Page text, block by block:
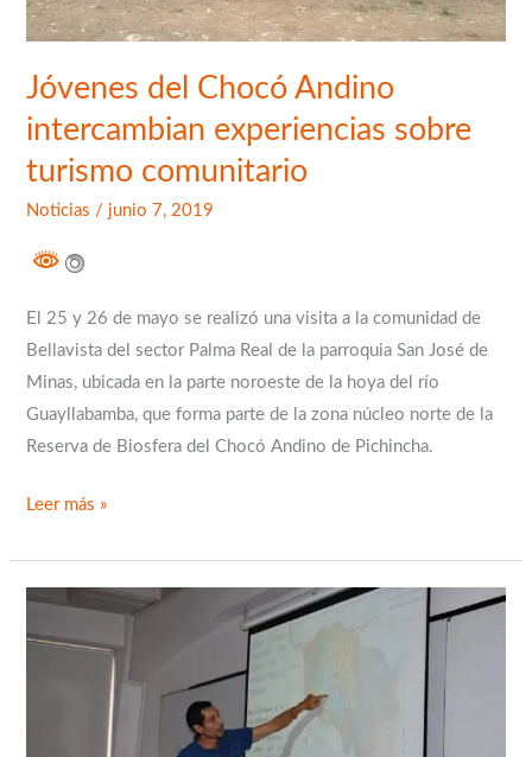
Jóvenes del Chocó Andino
intercambian experiencias sobre
turismo comunitario
Noticias / junio 7, 2019
El 25 y 26 de mayo se realizó una visita a la comunidad de
Bellavista del sector Palma Real de la parroquia San José de
Minas, ubicada en la parte noroeste de la hoya del río
Guayllabamba, que forma parte de la zona núcleo norte de la
Reserva de Biosfera del Chocó Andino de Pichincha.
turismo
comunitario
Leer más »
La
experiencia
Mancomunidad